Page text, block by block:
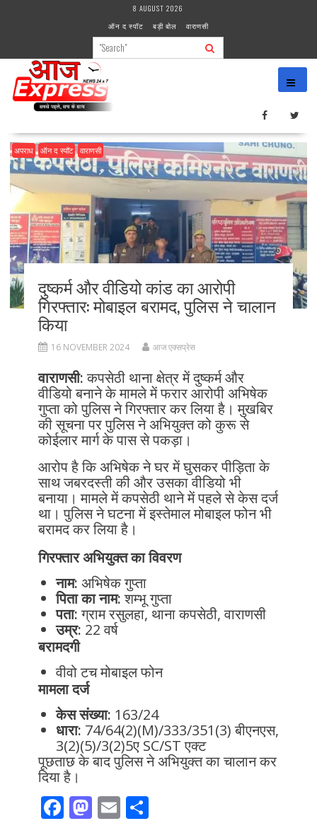
8 AUGUST 2026
ऑन द स्पॉट
बड़ी बोल वाराणसी
अपराध ऑन द स्पॉट वाराणसी
दुष्कर्म और वीडियो कांड का आरोपी
गिरफ्तार: मोबाइल बरामद, पुलिस ने चालान
किया
16 NOVEMBER 2024 आज एक्सप्रेस
वाराणसी:कपसेठी थाना क्षेत्र में दुष्कर्म और
वीडियो बनाने के मामले में फरार आरोपी अभिषेक
गुप्ता को पुलिस ने गिरफ्तार कर लिया है। मुखबिर
की सूचना पर पुलिस ने अभियुक्त को कुरू से
कोईलार मार्ग के पास से पकड़ा।
आरोप है कि अभिषेक ने घर में घुसकर पीड़िता के
साथ जबरदस्ती की और उसका वीडियो भी
बनाया। मामले में कपसेठी थाने में पहले से केस दर्ज
था। पुलिस ने घटना में इस्तेमाल मोबाइल फोन भी
बरामद कर लिया है।
गिरफ्तार अभियुक्त का विवरण
नाम: अभिषेक गुप्ता
पिता का नाम:शम्भू गुप्ता
पता:ग्राम रसुलहा, थाना कपसेठी, वाराणसी
उम्र: 22 वर्ष
बरामदगी
वीवो टच मोबाइल फोन
मामला दर्ज
केस संख्या: 163/24
धारा: 74/64(2)(M)/333/351(3) बीएनएस,
3(2)(5)/3(2)5ए SC/ST एक्ट
पूछताछ के बाद पुलिस ने अभियुक्त का चालान कर
दिया है।
F M E S